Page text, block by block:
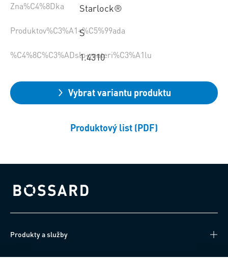
Zna%C4%8Dka Starlock®
Produktov%C3%A1+%C5%99ada
S
%C4%8C%C3%ADslo+materi%C3%A1lu
1.4310
Vybrat variantu produktu
Produktový list (PDF)
Bossard homepage
Produkty a služby